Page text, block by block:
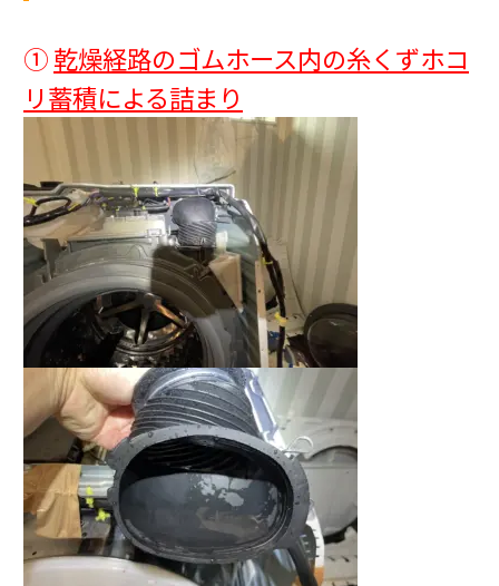
①乾燥経路のゴムホース内の糸くずホコ
リ蓄積による詰まり